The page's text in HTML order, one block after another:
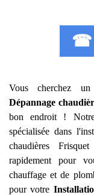
☎
Vous cherchez
Dépannage
bon endroit !
spécialisée dans
chaudières
rapidement pour
chauffage et de
pour votre